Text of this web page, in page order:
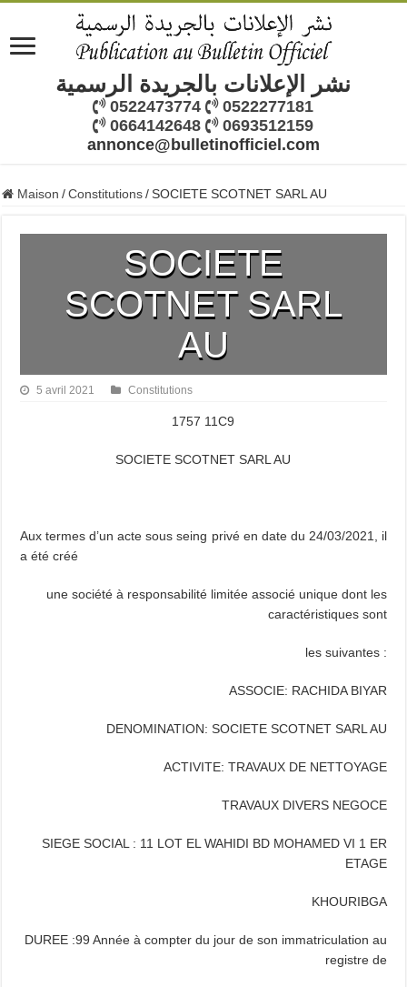
نشر الإعلانات بالجريدة الرسمية
0522473774
0522277181
0664142648
0693512159
annonce@bulletinofficiel.com
Maison / Constitutions / SOCIETE SCOTNET SARL AU
SOCIETE
SCOTNET SARL
AU
5 avril 2021 Constitutions
1757 11C9
SOCIETE SCOTNET SARL AU
Aux termes d’un acte sous seing privé en date du 24/03/2021, il
a été créé
une société à responsabilité limitée associé unique dont les
caractéristiques sont
les suivantes :
ASSOCIE: RACHIDA BIYAR
DENOMINATION: SOCIETE SCOTNET SARL AU
ACTIVITE: TRAVAUX DE NETTOYAGE
TRAVAUX DIVERS NEGOCE
SIEGE SOCIAL : 11 LOT EL WAHIDI BD MOHAMED VI 1 ER
ETAGE
KHOURIBGA
DUREE :99 Année à compter du jour de son immatriculation au
registre de